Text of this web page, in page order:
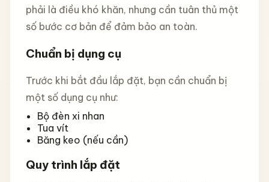
phải là điều khó khăn, nhưng cần tuân thủ một
số bước cơ bản để đảm bảo an toàn.
Chuẩn bị dụng cụ
Trước khi bắt đầu lắp đặt, bạn cần chuẩn bị
một số dụng cụ như:
Bộ đèn xi nhan
Tua vít
Băng keo (nếu cần)
Quy trình lắp đặt